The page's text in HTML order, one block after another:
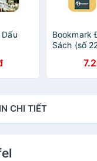
Bookmark
Sách (số
CHI TIẾT